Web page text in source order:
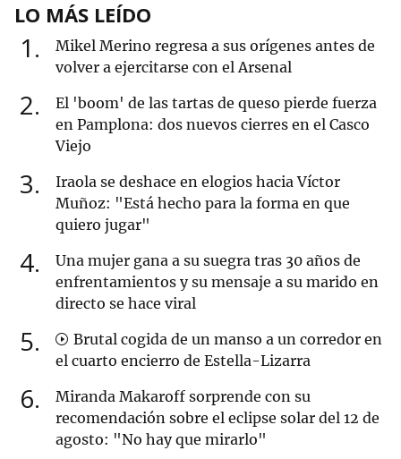
LO MÁS LEÍDO
1
Mikel Merino regresa a sus orígenes antes de
volver a ejercitarse con el Arsenal
2
El 'boom' de las tartas de queso pierde fuerza
en Pamplona: dos nuevos cierres en el Casco
Viejo
3
Iraola se deshace en elogios hacia Víctor
Muñoz: "Está hecho para la forma en que
quiero jugar"
4
Una mujer gana a su suegra tras 30 años de
enfrentamientos y su mensaje a su marido en
directo se hace viral
5
Brutal cogida de un manso a un corredor en
el cuarto encierro de Estella-Lizarra
6
Miranda Makaroff sorprende con su
recomendación sobre el eclipse solar del 12 de
agosto: "No hay que mirarlo"